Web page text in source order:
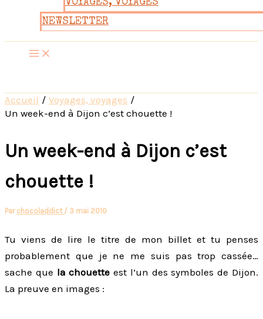
VOYAGES, VOYAGES
NEWSLETTER
Accueil
Voyages, voyages
Un week-end à Dijon c’est chouette !
Un week-end à Dijon c’est
chouette !
Par chocoladdict / 3 mai 2010
Tu viens de lire le titre de mon billet et tu penses
probablement que je ne me suis pas trop cassée…
sache que la chouette est l’un des symboles de Dijon.
La preuve en images :